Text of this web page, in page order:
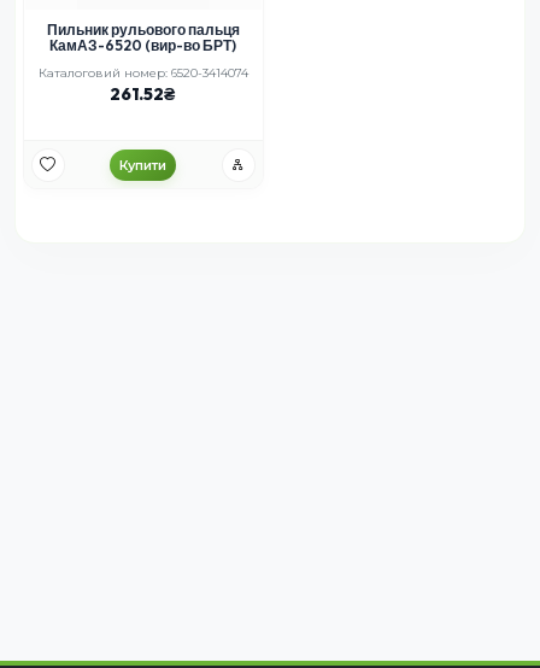
Пильник рульового пальця
КамАЗ-6520 (вир-во БРТ)
Каталоговий номер: 6520-3414074
261.52
Купити